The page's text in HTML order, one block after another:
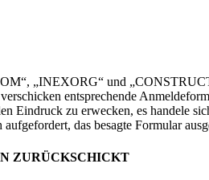
„INEXORG“ und
entsprechende
Eindruck zu erwecken, es handele
das besagte Formular
ZURÜCKSCHICKT